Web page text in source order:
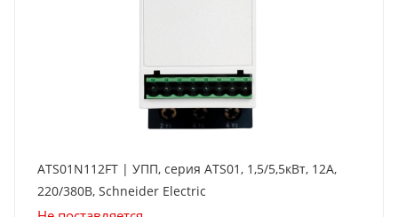
ATS01N112FT | УПП, серия ATS01, 1,5/5,5кВт, 12А,
220/380В, Schneider Electric